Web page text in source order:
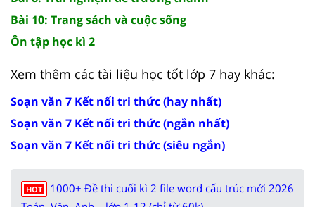
Bài 10: Trang sách và cuộc sống
Ôn tập học kì 2
Xem thêm các tài liệu học tốt lớp 7 hay khác:
Soạn văn 7 Kết nối tri thức (hay nhất)
Soạn văn 7 Kết nối tri thức (ngắn nhất)
Soạn văn 7 Kết nối tri thức (siêu ngắn)
HOT
1000+ Đề thi cuối kì 2 file word cấu trúc mới 2026